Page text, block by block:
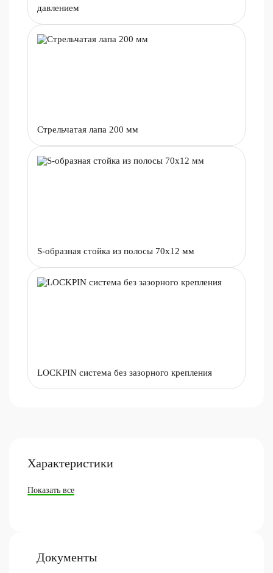
давлением
Стрельчатая лапа 200 мм
S-образная стойка из полосы 70х12 мм
LOCKPIN система без зазорного крепления
Характеристики
Показать все
Документы